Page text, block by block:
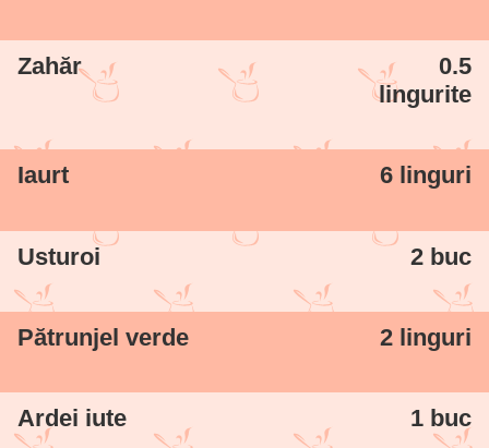
Zahăr
0.5
lingurite
Iaurt 6 linguri
Usturoi 2 buc
Pătrunjel verde 2 linguri
Ardei iute 1 buc